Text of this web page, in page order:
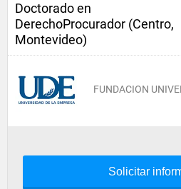
Doctorado en
DerechoProcurador (Centro,
Montevideo)
FUNDACION
Solicitar